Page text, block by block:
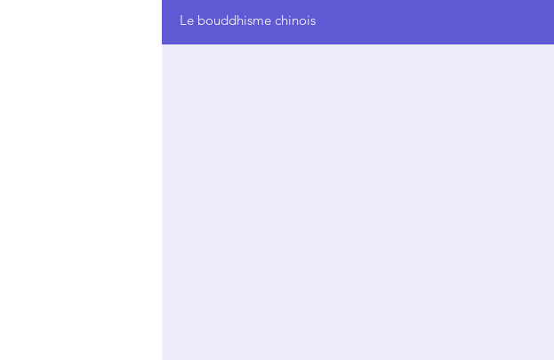
Le bouddhisme chinois